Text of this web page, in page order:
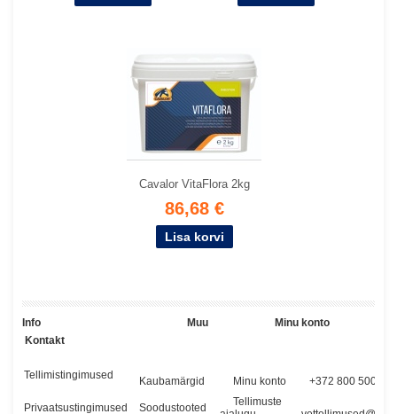
Cavalor VitaFlora 2kg
86,68 €
Info Muu Minu konto
Kontakt
Tellimistingimused Kaubamärgid Minu konto +372 800 5000
Privaatsustingimused Soodustooted
Tellimuste